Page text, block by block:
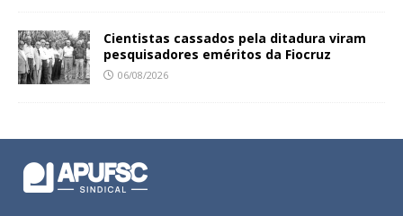
Cientistas cassados pela ditadura viram
pesquisadores eméritos da Fiocruz
06/08/2026